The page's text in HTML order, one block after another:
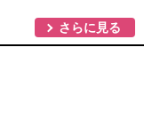
さらに見る